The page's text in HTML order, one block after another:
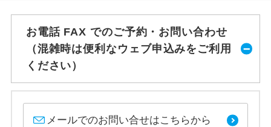
お電話 FAX でのご予約・お問い合わせ
（混雑時は便利なウェブ申込みをご利用
ください）
メールでのお問い合せはこちらから